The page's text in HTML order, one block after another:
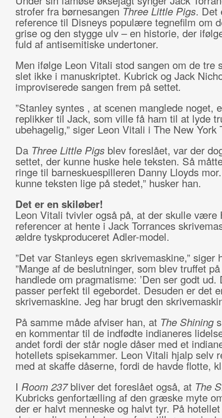
strofer fra børnesangen Three Little Pigs. Det
reference til Disneys populære tegnefilm om
grise og den stygge ulv – en historie, der
fuld af antisemitiske undertoner.
Men ifølge Leon Vitali stod sangen om de tre
slet ikke i manuskriptet. Kubrick og Jack
improviserede sangen frem på settet.
”Stanley syntes , at scenen manglede noget,
replikker til Jack, som ville få ham til at lyde
ubehagelig,” siger Leon Vitali i The New York
Da Three Little Pigsblev foreslået, var der
settet, der kunne huske hele teksten. Så
ringe til barneskuespilleren Danny Lloyds
kunne teksten lige på stedet,” husker han.
Det er en skiløber!
Leon Vitali tvivler også på, at der skulle være
referencer at hente i Jack Torrances
ældre tyskproduceret Adler-model.
”Det var Stanleys egen skrivemaskine,” siger
”Mange af de beslutninger, som blev truffet
handlede om pragmatisme: ’Den ser godt ud.
passer perfekt til egebordet. Desuden er det
skrivemaskine. Jeg har brugt den
På samme måde afviser han, at The Shining
en kommentar til de indfødte indianeres
andet fordi der står nogle dåser med et
hotellets spisekammer. Leon Vitali hjalp selv
med at skaffe dåserne, fordi de havde flotte,
I Room 237bliver det foreslået også, at The
Kubricks genfortælling af den græske myte
der er halvt menneske og halvt tyr. På